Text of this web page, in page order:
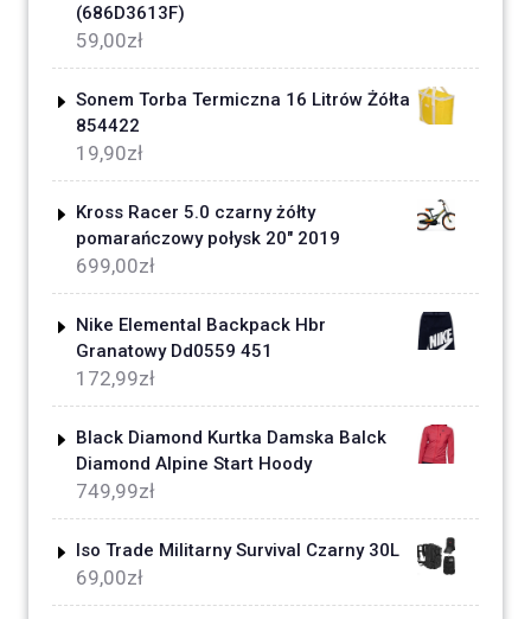
(686D3613F)
59,00zł
Sonem Torba Termiczna 16 Litrów Żółta
854422
19,90zł
Kross Racer 5.0 czarny żółty
pomarańczowy połysk 20" 2019
699,00zł
Nike Elemental Backpack Hbr
Granatowy Dd0559 451
172,99zł
Black Diamond Kurtka Damska Balck
Diamond Alpine Start Hoody
749,99zł
Iso Trade Militarny Survival Czarny 30L
69,00zł